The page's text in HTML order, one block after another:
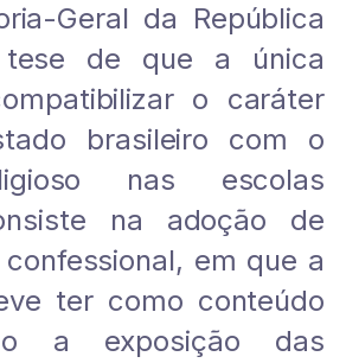
Geral da República
de que a única
o caráter
brasileiro com o
nas escolas
na adoção de
em que a
ter como conteúdo
a exposição das